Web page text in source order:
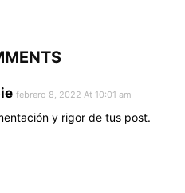
febrero 8, 2022 At 10:01 am
y rigor de tus post.